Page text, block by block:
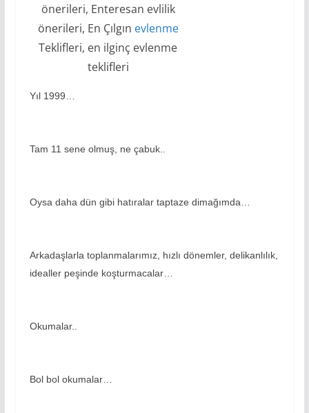
önerileri, Enteresan evlilik
önerileri, En Çılgın evlenme
Teklifleri, en ilginç evlenme
teklifleri
Yıl 1999…
Tam 11 sene olmuş, ne çabuk..
Oysa daha dün gibi hatıralar taptaze dimağımda…
Arkadaşlarla toplanmalarımız, hızlı dönemler, delikanlılık,
idealler peşinde koşturmacalar…
Okumalar..
Bol bol okumalar…